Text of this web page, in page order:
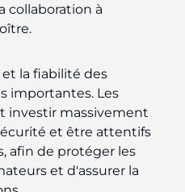
collaboration à
la fiabilité des
importantes. Les
investir massivement
et être attentifs
afin de protéger les
et d'assurer la